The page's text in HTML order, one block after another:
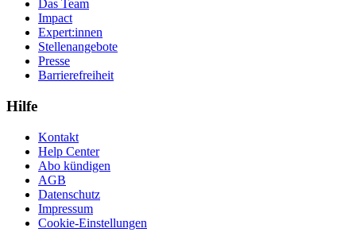
Das Team
Impact
Expert:innen
Stellenangebote
Presse
Barrierefreiheit
Hilfe
Kontakt
Help Center
Abo kündigen
AGB
Datenschutz
Impressum
Cookie-Einstellungen